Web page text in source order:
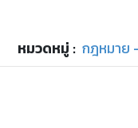
หมวดหมู่ : กฎหมาย